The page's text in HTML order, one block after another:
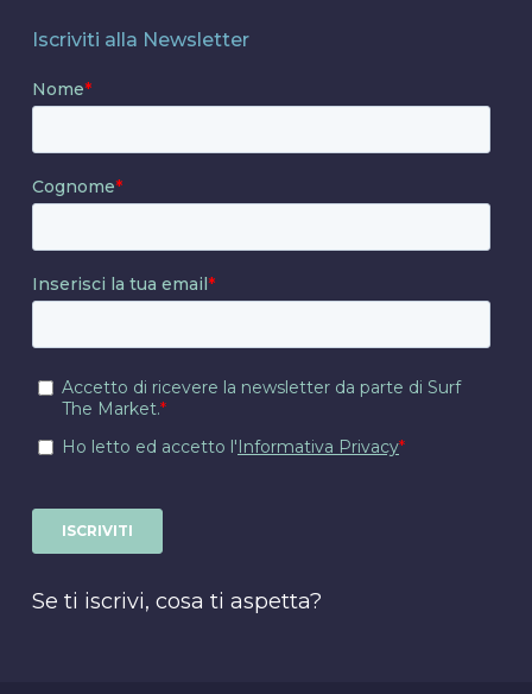
Iscriviti alla Newsletter
Se ti iscrivi, cosa ti aspetta?